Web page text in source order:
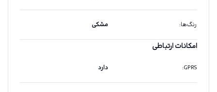
رنگ‌ها: مشکی
امکانات ارتباطی
GPRS
: دارد